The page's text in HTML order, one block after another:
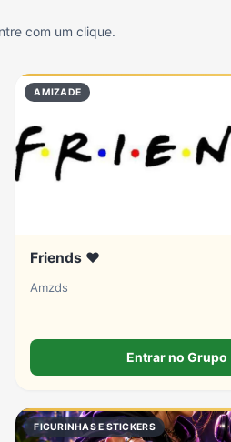
TV Vagas de Empregos
com um clique.
AMIZADE
Friends ❤️
Amzds
Entrar no Grupo
FIGURINHAS E STICKERS